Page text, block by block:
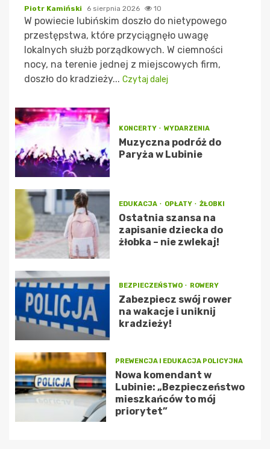
Piotr Kamiński 6 sierpnia 2026 10
W powiecie lubińskim doszło do nietypowego
przestępstwa, które przyciągnęło uwagę
lokalnych służb porządkowych. W ciemności
nocy, na terenie jednej z miejscowych firm,
doszło do kradzieży... Czytaj dalej
KONCERTY WYDARZENIA
Muzyczna podróż do
Paryża w Lubinie
EDUKACJA OPŁATY ŻŁOBKI
Ostatnia szansa na
zapisanie dziecka do
żłobka – nie zwlekaj!
BEZPIECZEŃSTWO ROWERY
Zabezpiecz swój rower
na wakacje i uniknij
kradzieży!
PREWENCJA I EDUKACJA POLICYJNA
Nowa komendant w
Lubinie: „Bezpieczeństwo
mieszkańców to mój
priorytet”